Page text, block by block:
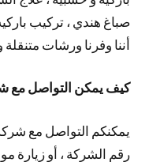
صباغ هندي ، تركيب
أننا وفرنا ورشات
كيف يمكن التواصل مع
يمكنكم التواصل مع
رقم الشركة ، أو زيارة